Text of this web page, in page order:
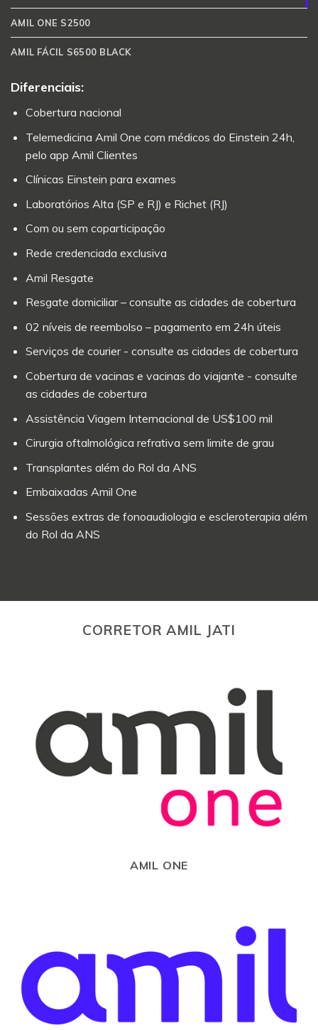
AMIL ONE S2500
AMIL FÁCIL S6500 BLACK
Diferenciais:
Cobertura nacional
Telemedicina Amil One com médicos do Einstein 24h,
pelo app Amil Clientes
Clínicas Einstein para exames
Laboratórios Alta (SP e RJ) e Richet (RJ)
Com ou sem coparticipação
Rede credenciada exclusiva
Amil Resgate
Resgate domiciliar – consulte as cidades de cobertura
02 níveis de reembolso – pagamento em 24h úteis
Serviços de courier - consulte as cidades de cobertura
Cobertura de vacinas e vacinas do viajante - consulte
as cidades de cobertura
Assistência Viagem Internacional de US$100 mil
Cirurgia oftalmológica refrativa sem limite de grau
Transplantes além do Rol da ANS
Embaixadas Amil One
Sessões extras de fonoaudiologia e escleroterapia além
do Rol da ANS
CORRETOR AMIL JATI
AMIL ONE